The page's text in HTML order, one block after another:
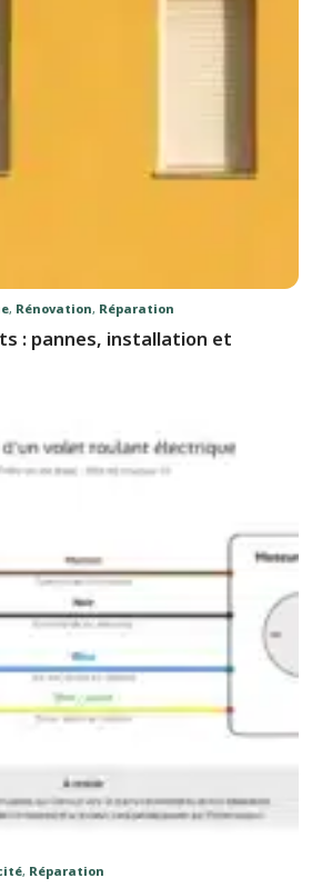
, Rénovation, Réparation
: pannes, installation et
, Réparation